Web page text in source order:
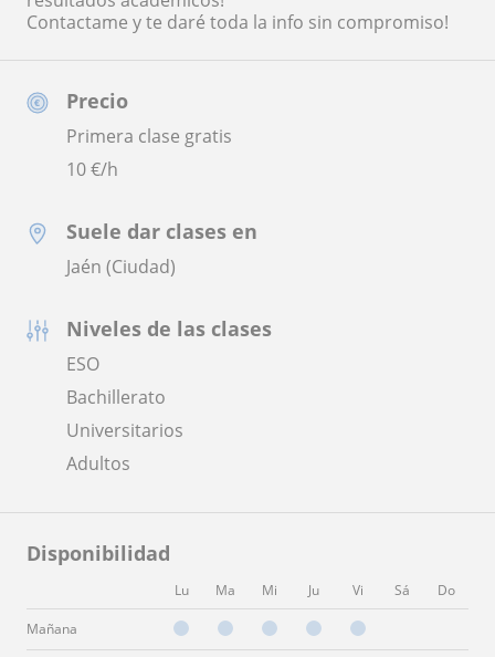
Precio
Primera clase gratis
10€/h
Suele dar clases en
Jaén (Ciudad)
Niveles de las clases
ESO
Bachillerato
Universitarios
Adultos
Disponibilidad
Lu Ma Mi Ju Vi Sá Do
Mañana
Contactame y te daré toda la info sin compromiso!